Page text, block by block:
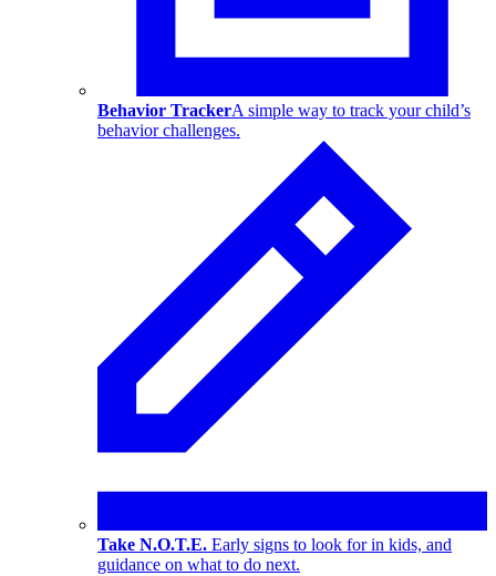
Behavior TrackerA simple way to track your child’s
behavior challenges.
Take N.O.T.E. Early signs to look for in kids, and
guidance on what to do next.